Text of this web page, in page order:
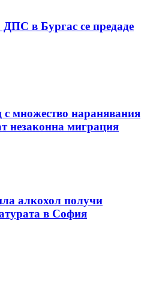
в Бургас се предаде
множество наранявания
незаконна миграция
алкохол получи
в София